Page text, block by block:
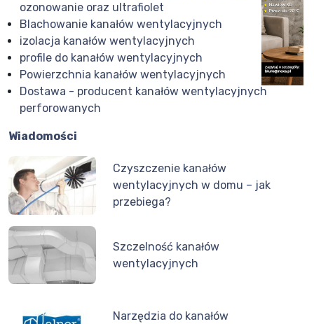
ozonowanie oraz ultrafiolet
Blachowanie kanałów wentylacyjnych
izolacja kanałów wentylacyjnych
profile do kanałów wentylacyjnych
Powierzchnia kanałów wentylacyjnych
Dostawa - producent kanałów wentylacyjnych
perforowanych
Wiadomości
Czyszczenie kanałów
wentylacyjnych w domu – jak
przebiega?
Szczelność kanałów
wentylacyjnych
Narzędzia do kanałów